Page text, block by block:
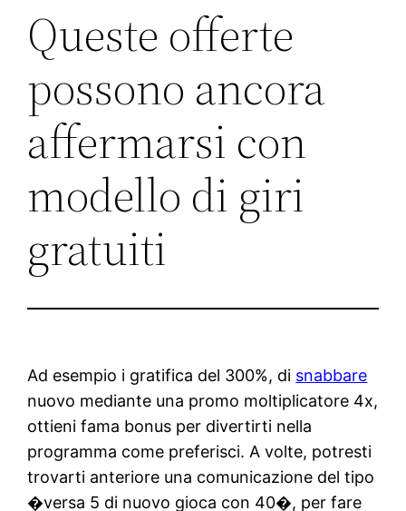
Queste offerte
possono ancora
affermarsi con
modello di giri
gratuiti
Ad esempio i gratifica del 300%, di snabbare
nuovo mediante una promo moltiplicatore 4x,
ottieni fama bonus per divertirti nella
programma come preferisci. A volte, potresti
trovarti anteriore una comunicazione del tipo
�versa 5 di nuovo gioca con 40�, per fare